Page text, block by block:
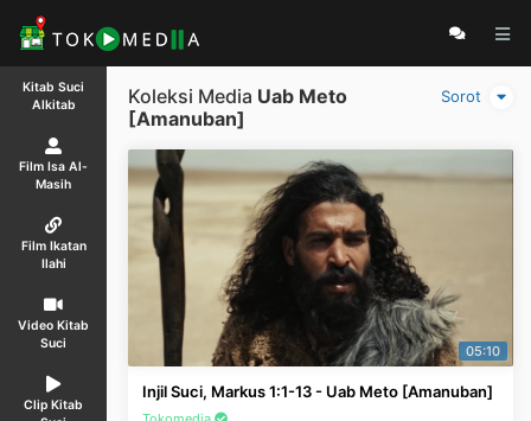
Kitab Suci
Alkitab
Film Isa Al-
Masih
Film Ikatan
Ilahi
Video Kitab
Suci
Clip Kitab
Sorot
Koleksi Media Uab Meto
[Amanuban]
05:10
Injil Suci, Markus 1:1-13 - Uab Meto [Amanuban]